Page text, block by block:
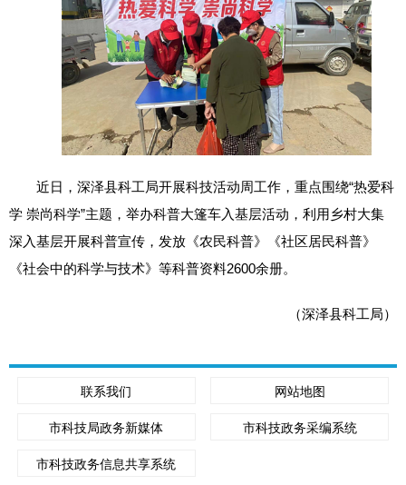
近日，深泽县科工局开展科技活动周工作，重点围绕“热爱科
学 崇尚科学”主题，举办科普大篷车入基层活动，利用乡村大集
深入基层开展科普宣传，发放《农民科普》《社区居民科普》
《社会中的科学与技术》等科普资料2600余册。
（深泽县科工局）